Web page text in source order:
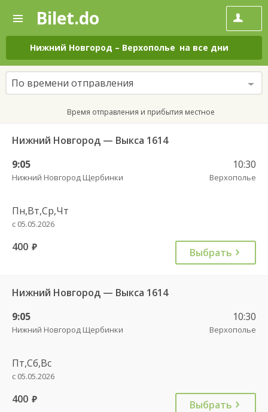
—
Поиск
и
покупка
билетов
на
автобус
онлайн
Bilet.do
Нижний Новгород – Верхополье на все дни
По времени отправления
Время отправления и прибытия местное
Нижний Новгород — Выкса 1614
9:05
Нижний Новгород Щербинки
10:30
Верхополье
Пн,Вт,Ср,Чт
с 05.05.2026
400 руб. Выбрать
Нижний Новгород — Выкса 1614
9:05
Нижний Новгород Щербинки
10:30
Верхополье
Пт,Сб,Вс
с 05.05.2026
400 руб. Выбрать